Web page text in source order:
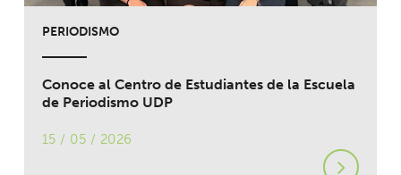
PERIODISMO
Conoce al Centro de Estudiantes de la Escuela
de Periodismo UDP
15 / 05 / 2026